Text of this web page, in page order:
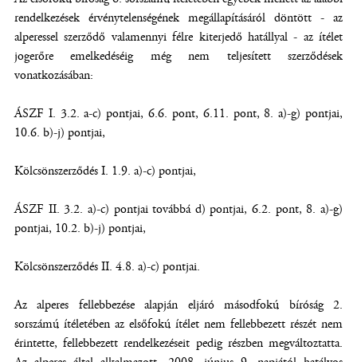
rendelkezések érvénytelenségének megállapításáról döntött - az
alperessel szerződő valamennyi félre kiterjedő hatállyal - az ítélet
jogerőre emelkedéséig még nem teljesített szerződések
vonatkozásában:
ÁSZF I. 3.2. a-c) pontjai, 6.6. pont, 6.11. pont, 8. a)-g) pontjai,
10.6. b)-j) pontjai,
Kölcsönszerződés I. 1.9. a)-c) pontjai,
ÁSZF II. 3.2. a)-c) pontjai továbbá d) pontjai, 6.2. pont, 8. a)-g)
pontjai, 10.2. b)-j) pontjai,
Kölcsönszerződés II. 4.8. a)-c) pontjai.
Az alperes fellebbezése alapján eljáró másodfokú bíróság 2.
sorszámú ítéletében az elsőfokú ítélet nem fellebbezett részét nem
érintette, fellebbezett rendelkezéseit pedig részben megváltoztatta.